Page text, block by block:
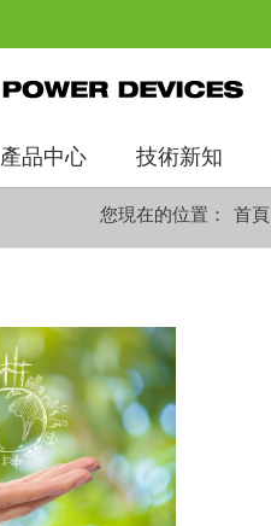
產品中心 技術新知
您現在的位置： 首頁